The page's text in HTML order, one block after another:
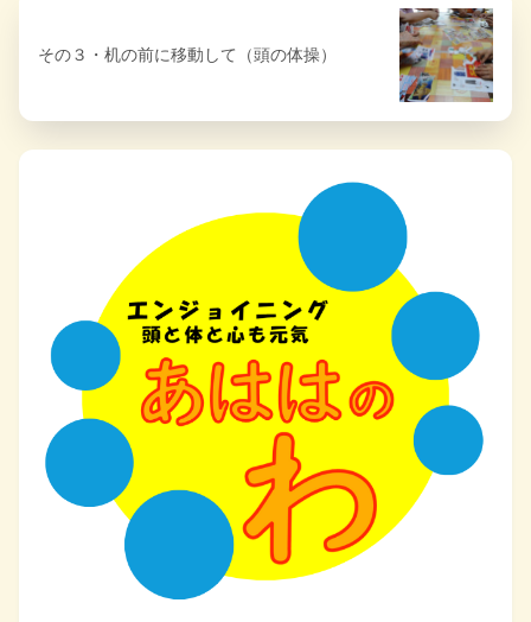
その３・机の前に移動して（頭の体操）